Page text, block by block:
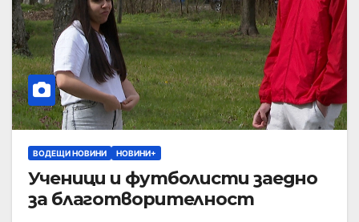
ВОДЕЩИ НОВИНИ НОВИНИ+
Ученици и футболисти заедно
за благотворителност